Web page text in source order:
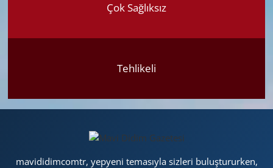
Çok Sağlıksız
Tehlikeli
mavididimcomtr, yepyeni temasıyla sizleri buluştururken,